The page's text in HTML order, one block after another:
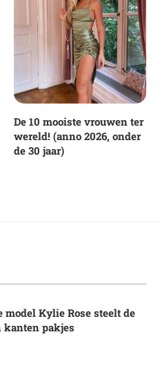
De 10 mooiste vrouwen ter
wereld! (anno 2026, onder
de 30 jaar)
model Kylie Rose steelt de
kanten pakjes